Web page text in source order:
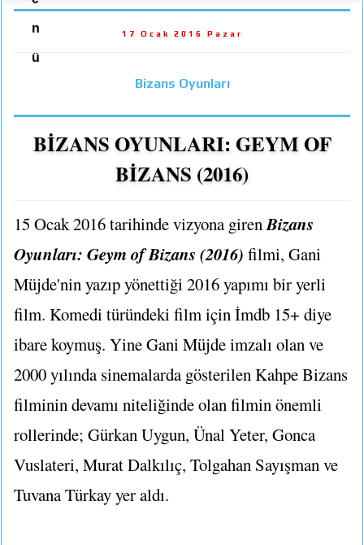
n
ü
17 Ocak 2016 Pazar
Bizans Oyunları
BİZANS OYUNLARI: GEYM OF
BİZANS (2016)
15 Ocak 2016 tarihinde vizyona giren Bizans
Oyunları: Geym of Bizans (2016) filmi, Gani
Müjde'nin yazıp yönettiği 2016 yapımı bir yerli
film. Komedi türündeki film için İmdb 15+ diye
ibare koymuş. Yine Gani Müjde imzalı olan ve
2000 yılında sinemalarda gösterilen Kahpe Bizans
filminin devamı niteliğinde olan filmin önemli
rollerinde; Gürkan Uygun, Ünal Yeter, Gonca
Vuslateri, Murat Dalkılıç, Tolgahan Sayışman ve
Tuvana Türkay yer aldı.